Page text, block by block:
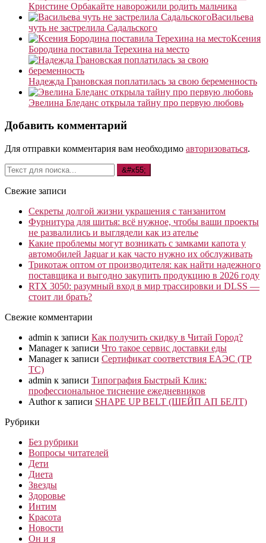
Кристине Орбакайте наворожили родить мальчика
Васильева
чуть не застрелила Садальского
Ксения
Бородина поставила Терехина на место
Надежда Грановская поплатилась за свою беременность
Эвелина Бледанс открыла тайну про первую любовь
Добавить комментарий
Для отправки комментария вам необходимо авторизоваться.
Свежие записи
Секреты долгой жизни украшения с танзанитом
Фурнитура для шитья: всё нужное, чтобы ваши проекты
не развалились и выглядели как из ателье
Какие проблемы могут возникать с замками капота у
автомобилей Jaguar и как часто нужно их обслуживать
Трикотаж оптом от производителя: как найти надежного
поставщика и выгодно закупить продукцию в 2026 году
RTX 3050: разумный вход в мир трассировки и DLSS —
стоит ли брать?
Свежие комментарии
admin к записи Как получить скидку в Читай Город?
Managerк записи Что такое сервис доставки еды
Managerк записи Сертификат соответствия ЕАЭС (ТР
ТС)
admin к записи Типография Быстрый Клик:
профессиональное тиснение ежедневников
Authorк записи SHAPE UP BELT (ШЕЙП АП БЕЛТ)
Рубрики
Без рубрики
Вопросы читателей
Дети
Диета
Звезды
Здоровье
Интим
Красота
Новости
Он и я